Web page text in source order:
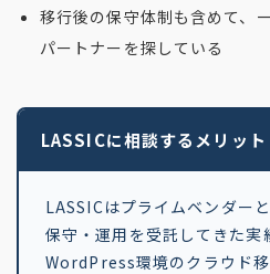
移行後の保守体制も含めて、
パートナーを探している
LASSICに相談するメリット
LASSICはプライムベンダー
保守・運用を受託してきた実
WordPress環境のクラウド